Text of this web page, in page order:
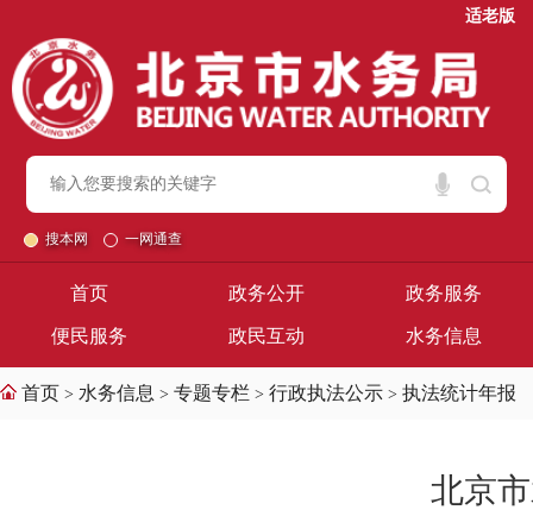
适老版
搜本网 一网通查
首页 政务公开 政务服务
便民服务 政民互动 水务信息
首页 > 水务信息 > 专题专栏 > 行政执法公示 > 执法统计年报
北京